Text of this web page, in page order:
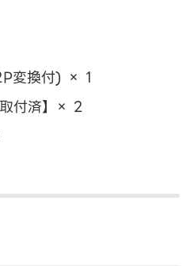
変換付) × 1
付済】 × 2